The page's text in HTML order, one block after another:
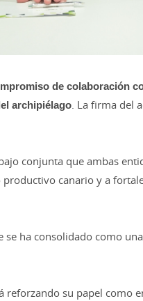
de colaboración
archipiélago. La firma del
conjunta que ambas
canario y a
se ha consolidado como una
reforzando su papel